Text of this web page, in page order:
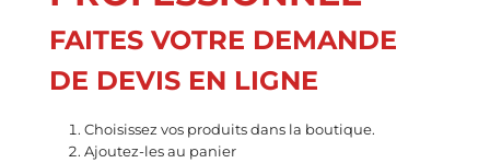
FAITES VOTRE DEMANDE
DE DEVIS EN LIGNE
Choisissez vos produits dans la boutique.
Ajoutez-les au panier